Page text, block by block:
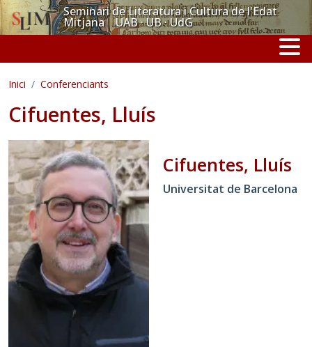
Vés al contingutSeminari de Literatura i Cultura de l'Edat
Mitjana UAB · UB · UdG
Inici Conferenciants
Cifuentes, Lluís
Cifuentes, Lluís
Universitat de Barcelona